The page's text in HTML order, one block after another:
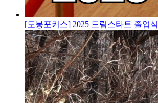
[도봉포커스] 2025 드림스타트 졸업식